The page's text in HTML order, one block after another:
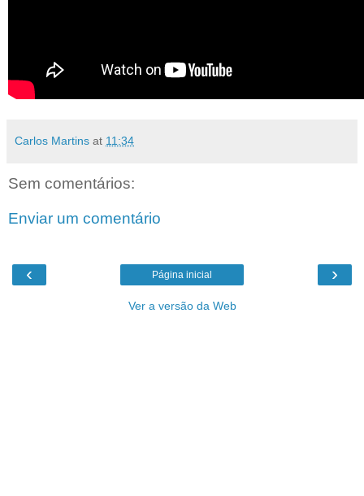
Carlos Martins at 11:34
Sem comentários:
Enviar um comentário
‹ ›
Página inicial
Ver a versão da Web